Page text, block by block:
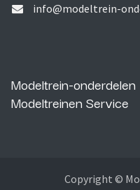
info@modeltrein-
Modeltrein-onderdelen
Modeltreinen Service
Copyright ©